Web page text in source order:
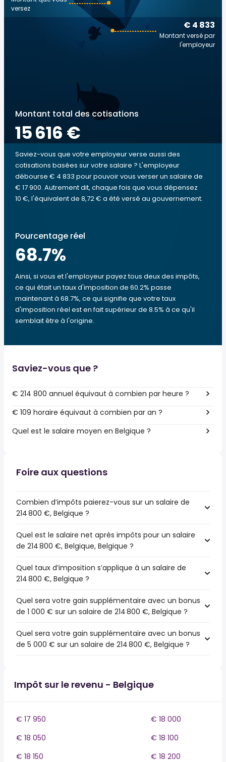
€ 4 833
Montant versé par
l'employeur
versez
Montant total des cotisations
15 616 €
Saviez-vous que votre employeur verse aussi des
cotisations basées sur votre salaire ? L'employeur
débourse € 4 833 pour pouvoir vous verser un salaire de
€ 17 900. Autrement dit, chaque fois que vous dépensez
10 €, l'équivalent de 8,72 € a été versé au gouvernement.
Pourcentage réel
68.7%
Ainsi, si vous et l'employeur payez tous deux des impôts,
ce qui était un taux d'imposition de 60.2% passe
maintenant à 68.7%, ce qui signifie que votre taux
d'imposition réel est en fait supérieur de 8.5% à ce qu'il
semblait être à l'origine.
Saviez-vous que ?
€ 214 800 annuel équivaut à combien par heure ?
€ 109 horaire équivaut à combien par an ?
Quel est le salaire moyen en Belgique ?
Foire aux questions
Combien d’impôts paierez-vous sur un salaire de
214 800 €, Belgique ?
Quel est le salaire net après impôts pour un salaire
de 214 800 €, Belgique, Belgique ?
Quel taux d’imposition s’applique à un salaire de
214 800 €, Belgique ?
Quel sera votre gain supplémentaire avec un bonus
de 1 000 € sur un salaire de 214 800 €, Belgique ?
Quel sera votre gain supplémentaire avec un bonus
de 5 000 € sur un salaire de 214 800 €, Belgique ?
Impôt sur le revenu - Belgique
€ 17 950
€ 18 000
€ 18 050
€ 18 100
€ 18 150
€ 18 200